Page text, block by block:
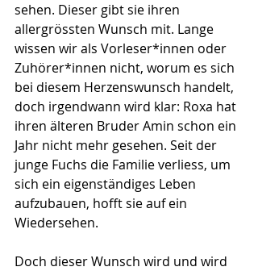
sehen. Dieser gibt sie ihren
allergrössten Wunsch mit. Lange
wissen wir als Vorleser*innen oder
Zuhörer*innen nicht, worum es sich
bei diesem Herzenswunsch handelt,
doch irgendwann wird klar: Roxa hat
ihren älteren Bruder Amin schon ein
Jahr nicht mehr gesehen. Seit der
junge Fuchs die Familie verliess, um
sich ein eigenständiges Leben
aufzubauen, hofft sie auf ein
Wiedersehen.
Doch dieser Wunsch wird und wird